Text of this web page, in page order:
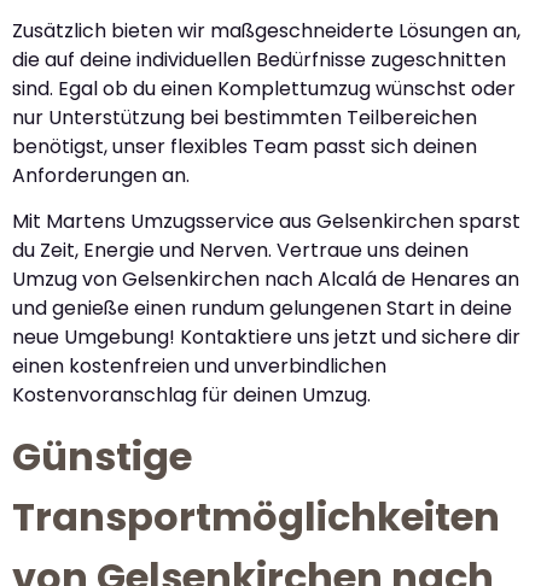
Zusätzlich bieten wir maßgeschneiderte Lösungen an,
die auf deine individuellen Bedürfnisse zugeschnitten
sind. Egal ob du einen Komplettumzug wünschst oder
nur Unterstützung bei bestimmten Teilbereichen
benötigst, unser flexibles Team passt sich deinen
Anforderungen an.
Mit Martens Umzugsservice aus Gelsenkirchen sparst
du Zeit, Energie und Nerven. Vertraue uns deinen
Umzug von Gelsenkirchen nach Alcalá de Henares an
und genieße einen rundum gelungenen Start in deine
neue Umgebung! Kontaktiere uns jetzt und sichere dir
einen kostenfreien und unverbindlichen
Kostenvoranschlag für deinen Umzug.
Günstige
Transportmöglichkeiten